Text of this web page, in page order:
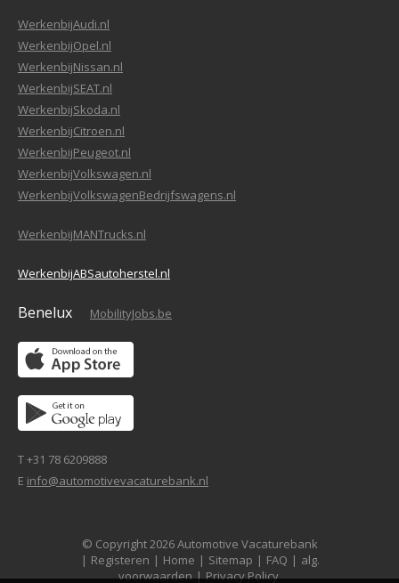
WerkenbijAudi.nl
WerkenbijOpel.nl
WerkenbijNissan.nl
WerkenbijSEAT.nl
WerkenbijSkoda.nl
WerkenbijCitroen.nl
WerkenbijPeugeot.nl
WerkenbijVolkswagen.nl
WerkenbijVolkswagenBedrijfswagens.nl
WerkenbijMANTrucks.nl
WerkenbijABSautoherstel.nl
Benelux MobilityJobs.be
T +31 78 6209888
E info@automotivevacaturebank.nl
© Copyright 2026 Automotive Vacaturebank
| Registeren | Home | Sitemap | FAQ | alg.
voorwaarden | Privacy Policy